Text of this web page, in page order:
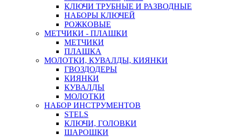
КЛЮЧИ ТРУБНЫЕ И РАЗВОДНЫЕ
НАБОРЫ КЛЮЧЕЙ
РОЖКОВЫЕ
МЕТЧИКИ - ПЛАШКИ
МЕТЧИКИ
ПЛАШКА
МОЛОТКИ, КУВАЛДЫ, КИЯНКИ
ГВОЗДОДЕРЫ
КИЯНКИ
КУВАЛДЫ
МОЛОТКИ
НАБОР ИНСТРУМЕНТОВ
STELS
КЛЮЧИ, ГОЛОВКИ
ШАРОШКИ